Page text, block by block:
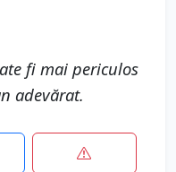
fi mai periculos
adevărat.